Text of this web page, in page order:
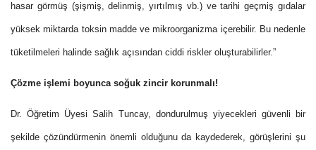
hasar görmüş (şişmiş, delinmiş, yırtılmış vb.) ve tarihi geçmiş gıdalar
yüksek miktarda toksin madde ve mikroorganizma içerebilir. Bu nedenle
tüketilmeleri halinde sağlık açısından ciddi riskler oluşturabilirler.”
Çözme işlemi boyunca soğuk zincir korunmalı!
Dr. Öğretim Üyesi Salih Tuncay, dondurulmuş yiyecekleri güvenli bir
şekilde çözündürmenin önemli olduğunu da kaydederek, görüşlerini şu